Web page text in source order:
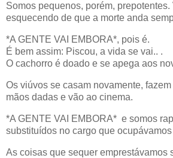
Somos pequenos, porém,
esquecendo de que a morte anda
*A GENTE VAI EMBORA*, pois é.
É bem assim: Piscou, a vida se vai.. .
O cachorro é doado e se apega aos
Os viúvos se casam novamente,
mãos dadas e vão ao cinema.
*A GENTE VAI EMBORA* e somos
substituídos no cargo que
As coisas que sequer emprestávamos